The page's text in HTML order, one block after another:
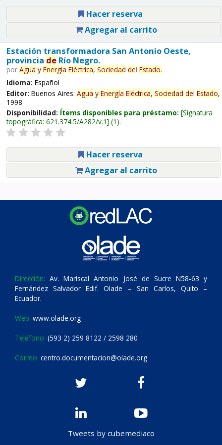
Hacer reserva
Agregar al carrito
Estación transformadora San Antonio Oeste,
provincia deRío Negro.
por Agua y Energía Eléctrica, Sociedad del Estado.
Idioma: Español
Editor: Buenos Aires: Agua y Energía Eléctrica, Sociedad del Estado,
1998
Disponibilidad: Ítems disponibles para préstamo: Signatura
topográfica: 621.374.5/A282/v.1 (1).
Hacer reserva
Agregar al carrito
Dirección: Av. Mariscal Antonio José de Sucre N58-63 y
Fernández Salvador Edif. Olade – San Carlos, Quito –
Ecuador.
Web: www.olade.org
Teléfono: (593 2) 259 8122 / 2598 280
Correo: centro.documentacion@olade.org
Tweets by cubemediaco